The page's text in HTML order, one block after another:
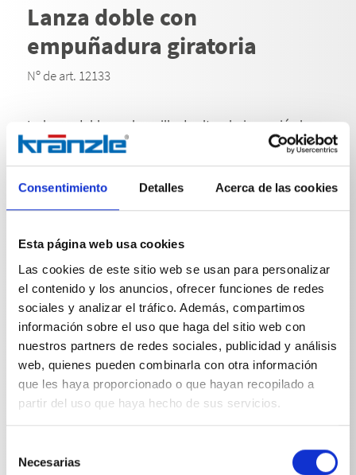
Consentimiento Detalles Acerca de las cookies
Esta página web usa cookies
Las cookies de este sitio web se usan para personalizar
el contenido y los anuncios, ofrecer funciones de redes
sociales y analizar el tráfico. Además, compartimos
información sobre el uso que haga del sitio web con
nuestros partners de redes sociales, publicidad y análisis
web, quienes pueden combinarla con otra información
que les haya proporcionado o que hayan recopilado a
partir del uso que haya hecho de sus servicios.
Necesarias
Lanza doble con
empuñadura giratoria
Nº de art. 12133
La lanza doble con boquilla de alta y baja presión ha
sido diseñada para ofrecer la máxima eficiencia y
adaptabilidad en una amplia gama de tareas de
forma continua entre la aplicación de alta y baja
presión es ideal para eliminar la suciedad más
resistente. La segunda tobera proporciona un chorro
de baja presión más suave, perfecto para aplicar
detergentes, enjuagar superficies delicadas o realizar
lavados suaves. Este cambio rápido y cómodo
optimiza considerablemente el flujo de trabajo y
permite una adaptación precisa al grado de suciedad
y a las características de la superficie. El volumen de
suministro incluye una boquilla de baja presión D3035.
La boquilla de alta presión debe pedirse por separado.